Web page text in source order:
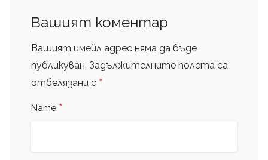
Вашият коментар
Вашият имейл адрес няма да бъде
публикуван. Задължителните полета са
отбелязани с *
Name *